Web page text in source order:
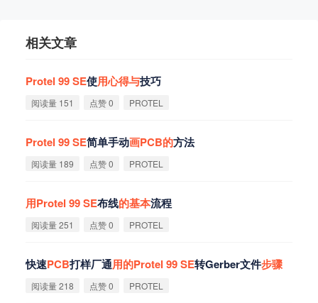
相关文章
Protel 99SE使用心得与技巧
阅读量 151 点赞 0 PROTEL
Protel 99SE简单手动画PCB的方法
阅读量 189 点赞 0 PROTEL
用Protel 99SE布线的基本流程
阅读量 251 点赞 0 PROTEL
快速PCB打样厂通用的Protel 99SE转Gerber文件步骤
阅读量 218 点赞 0 PROTEL